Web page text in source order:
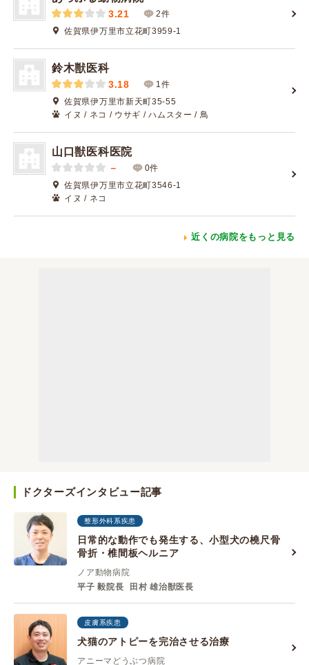
3.21
2件
佐賀県伊万里市立花町3959-1
鈴木獣医科
3.18
1件
佐賀県伊万里市新天町35-55
イヌ / ネコ / ウサギ / ハムスター / 鳥
山口獣医科医院
－
0件
佐賀県伊万里市立花町3546-1
イヌ / ネコ
近くの病院をもっと見る
ドクターズインタビュー記事
整形外科系疾患
日常的な動作でも発生する、小型犬の橈尺骨
骨折・椎間板ヘルニア
ノア動物病院
平子 毅院長
田村 雄治獣医長
皮膚系疾患
犬猫のアトピーを完治させる治療
アニーマどうぶつ病院